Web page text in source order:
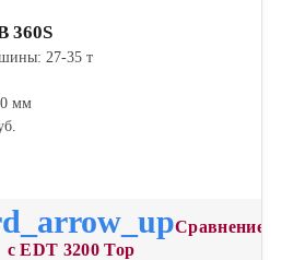
360S
27-35 т
мм
Сравнение
с EDT 3200 Top